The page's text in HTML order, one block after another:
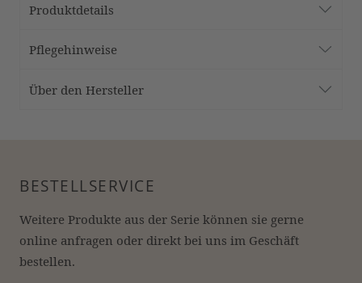
Produktdetails
Pflegehinweise
Über den Hersteller
BESTELLSERVICE
Weitere Produkte aus der Serie können sie gerne
online anfragen oder direkt bei uns im Geschäft
bestellen.